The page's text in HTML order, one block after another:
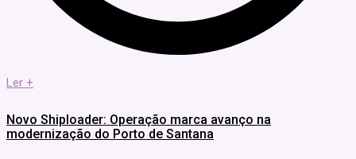
Ler +
Novo Shiploader: Operação marca avanço na
modernização do Porto de Santana